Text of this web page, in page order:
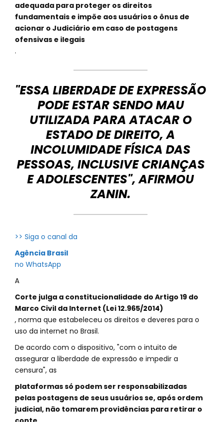
adequada para proteger os direitos
fundamentais e impõe aos usuários o ônus de
acionar o Judiciário em caso de postagens
ofensivas e ilegais
.
"ESSA LIBERDADE DE EXPRESSÃO
PODE ESTAR SENDO MAU
UTILIZADA PARA ATACAR O
ESTADO DE DIREITO, A
INCOLUMIDADE FÍSICA DAS
PESSOAS, INCLUSIVE CRIANÇAS
E ADOLESCENTES", AFIRMOU
ZANIN.
>> Siga o canal da
Agência Brasil
no WhatsApp
A
Corte julga a constitucionalidade do Artigo 19 do
Marco Civil da Internet (Lei 12.965/2014)
, norma que estabeleceu os direitos e deveres para o
uso da internet no Brasil.
De acordo com o dispositivo, "com o intuito de
assegurar a liberdade de expressão e impedir a
censura", as
plataformas só podem ser responsabilizadas
pelas postagens de seus usuários se, após ordem
judicial, não tomarem providências para retirar o